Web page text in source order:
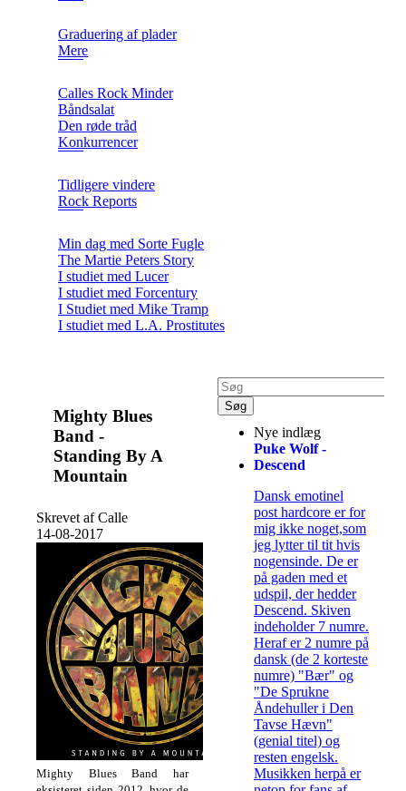
Graduering af plader
Mere
Calles Rock Minder
Båndsalat
Den røde tråd
Konkurrencer
Tidligere vindere
Rock Reports
Min dag med Sorte Fugle
The Martie Peters Story
I studiet med Lucer
I studiet med Forcentury
I Studiet med Mike Tramp
I studiet med L.A. Prostitutes
Mighty Blues
Band -
Standing By A
Mountain
Skrevet af Calle
14-08-2017
Mighty Blues Band har
Nye indlæg
Puke Wolf -
Descend
Dansk emotinel
post hardcore er for
mig ikke noget,som
jeg lytter til tit hvis
nogensinde. De er
på gaden med et
udspil, der hedder
Descend. Skiven
indeholder 7 numre.
Heraf er 2 numre på
dansk (de 2 korteste
numre) "Bær" og
"De Sprukne
Åndehuller i Den
Tavse Hævn"
(genial titel) og
resten engelsk.
Musikken herpå er